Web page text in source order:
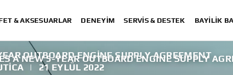
& AKSESUARLAR DENEYIM SERVIS & DESTEK BAYİLİK
A NEW 5-YEAR OUTBOARD ENGINE SUPPLY
OUTBOARD ENGINE SUPPLY AGREEMENT
| 21 EYLÜL 2022